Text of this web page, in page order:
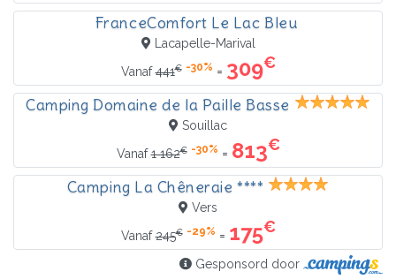
FranceComfort Le Lac Bleu
Lacapelle-Marival
Vanaf441€ -30% = 309€
Camping Domaine de la Paille Basse
Souillac
Vanaf1 162€ -30% = 813€
Camping La Chêneraie ****
Vers
Vanaf245€ -29% = 175€
Gesponsord door